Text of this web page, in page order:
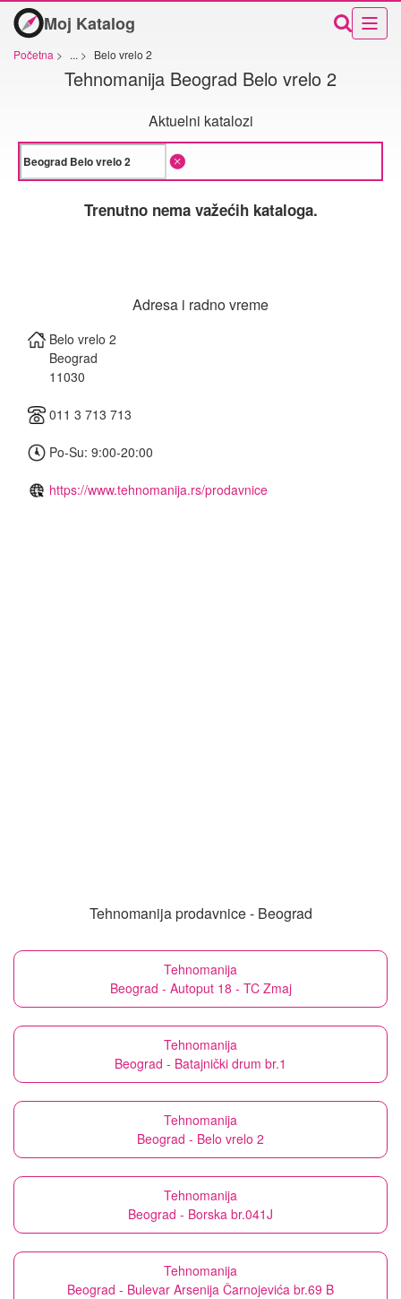
Moj Katalog
Početna > ... > Belo vrelo 2
Tehnomanija Beograd Belo vrelo 2
Aktuelni katalozi
Trenutno nema važećih kataloga.
Adresa i radno vreme
Belo vrelo 2
Beograd
11030
011 3 713 713
Po-Su: 9:00-20:00
https://www.tehnomanija.rs/prodavnice
Tehnomanija prodavnice - Beograd
Tehnomanija
Beograd - Autoput 18 - TC Zmaj
Tehnomanija
Beograd - Batajnički drum br.1
Tehnomanija
Beograd - Belo vrelo 2
Tehnomanija
Beograd - Borska br.041J
Tehnomanija
Beograd - Bulevar Arsenija Čarnojevića br.69 B